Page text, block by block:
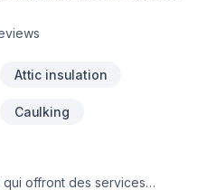
Attic insulation
Caulking
qui offront des services